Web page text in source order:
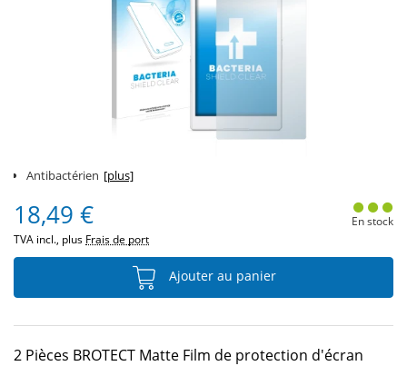
Antibactérien [plus]
18,49 €
TVA incl., plus Frais de port
En stock
Ajouter au panier
2 Pièces BROTECT Matte Film de protection d'écran